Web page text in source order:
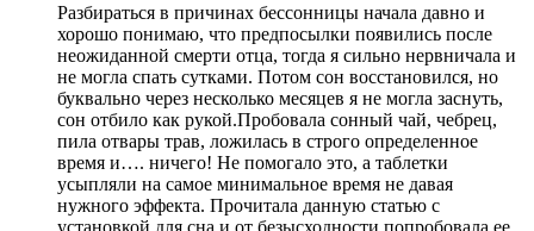
Разбираться в причинах бессонницы начала давно и
хорошо понимаю, что предпосылки появились после
неожиданной смерти отца, тогда я сильно нервничала и
не могла спать сутками. Потом сон восстановился, но
буквально через несколько месяцев я не могла заснуть,
сон отбило как рукой.Пробовала сонный чай, чебрец,
пила отвары трав, ложилась в строго определенное
время и…. ничего! Не помогало это, а таблетки
усыпляли на самое минимальное время не давая
нужного эффекта. Прочитала данную статью с
установкой для сна и от безысходности попробовала ее